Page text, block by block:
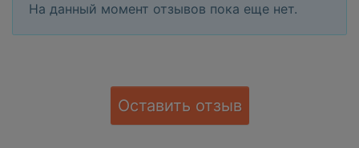
На данный момент отзывов пока еще нет.
Оставить отзыв